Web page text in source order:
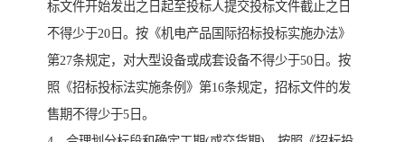
标文件开始发出之日起至投标人提交投标文件截止之日
不得少于20日。按《机电产品国际招标投标实施办法》
第27条规定，对大型设备或成套设备不得少于50日。按
照《招标投标法实施条例》第16条规定，招标文件的发
售期不得少于5日。